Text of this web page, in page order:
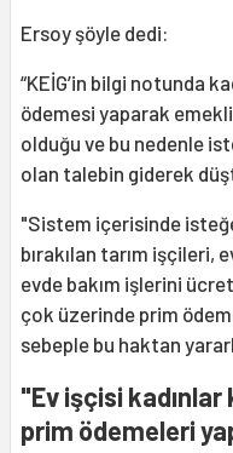
Ersoy şöyle dedi:
“KEİG’in bilgi notunda
ödemesi yaparak
olduğu ve bu nedenle
olan talebin giderek
"Sistem içerisinde
bırakılan tarım işçileri,
evde bakım işlerini
çok üzerinde prim
sebeple bu haktan
"Ev işçisi kadınlar
prim ödemeleri